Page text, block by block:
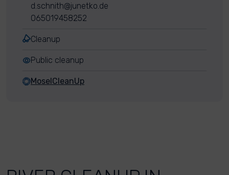
d.schnith@junetko.de
065019458252
Cleanup
Public cleanup
MoselCleanUp